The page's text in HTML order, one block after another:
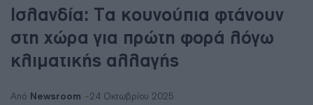
Ισλανδία: Τα κουνούπια φτάνουν
στη χώρα για πρώτη φορά λόγω
κλιματικής αλλαγής
Από Newsroom 24 Οκτωβρίου 2025